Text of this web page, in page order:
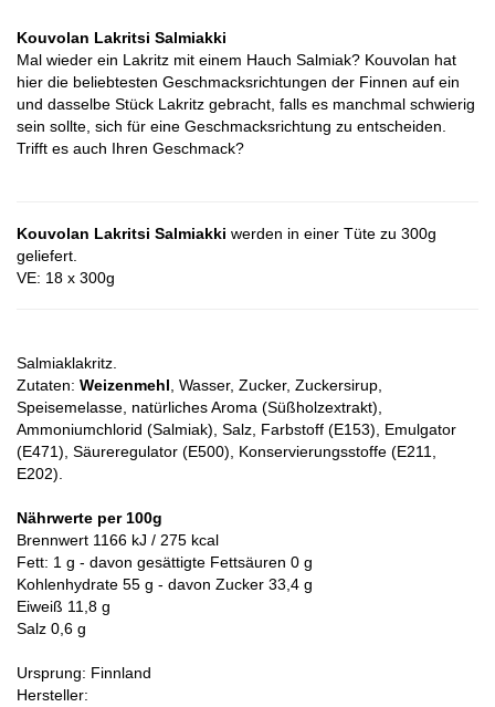
Kouvolan Lakritsi Salmiakki
Mal wieder ein Lakritz mit einem Hauch Salmiak? Kouvolan hat
hier die beliebtesten Geschmacksrichtungen der Finnen auf ein
und dasselbe Stück Lakritz gebracht, falls es manchmal schwierig
sein sollte, sich für eine Geschmacksrichtung zu entscheiden.
Trifft es auch Ihren Geschmack?
Kouvolan Lakritsi Salmiakki werden in einer Tüte zu 300g
geliefert.
VE: 18 x 300g
Salmiaklakritz.
Zutaten: Weizenmehl , Wasser, Zucker, Zuckersirup,
Speisemelasse, natürliches Aroma (Süßholzextrakt),
Ammoniumchlorid (Salmiak), Salz, Farbstoff (E153), Emulgator
(E471), Säureregulator (E500), Konservierungsstoffe (E211,
E202).
Nährwerte per 100g
Brennwert 1166 kJ / 275 kcal
Fett: 1 g - davon gesättigte Fettsäuren 0 g
Kohlenhydrate 55 g - davon Zucker 33,4 g
Eiweiß 11,8 g
Salz 0,6 g
Ursprung: Finnland
Hersteller: